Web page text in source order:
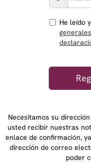
He leído
generales
Necesitamos su
usted recibir nuestras
enlace de confirmación,
dirección de correo
poder